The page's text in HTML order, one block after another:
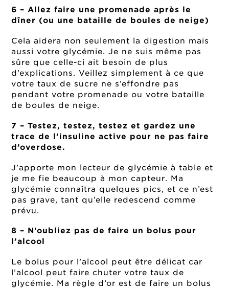
6 – Allez faire une promenade après le
dîner (ou une bataille de boules de neige)
Cela aidera non seulement la digestion mais
aussi votre glycémie. Je ne suis même pas
sûre que celle-ci ait besoin de plus
d’explications. Veillez simplement à ce que
votre taux de sucre ne s’effondre pas
pendant votre promenade ou votre bataille
de boules de neige.
7 – Testez, testez, testez et gardez une
trace de l’insuline active pour ne pas faire
d’overdose.
J’apporte mon lecteur de glycémie à table et
je me fie beaucoup à mon capteur. Ma
glycémie connaîtra quelques pics, et ce n’est
pas grave, tant qu’elle redescend comme
prévu.
8 – N’oubliez pas de faire un bolus pour
l’alcool
Le bolus pour l’alcool peut être délicat car
l’alcool peut faire chuter votre taux de
glycémie. Ma règle d’or est de faire un bolus